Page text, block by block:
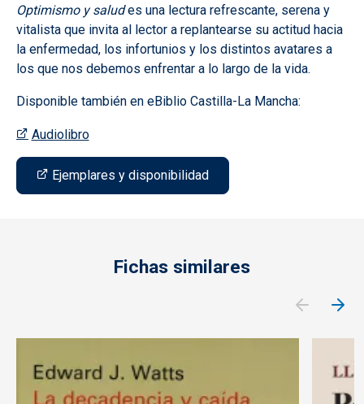
Optimismo y saludes una lectura refrescante, serena y
vitalista que invita al lector a replantearse su actitud hacia
la enfermedad, los infortunios y los distintos avatares a
los que nos debemos enfrentar a lo largo de la vida.
Disponible también en eBiblio Castilla-La Mancha:
Audiolibro
Ejemplares y disponibilidad
Fichas similares